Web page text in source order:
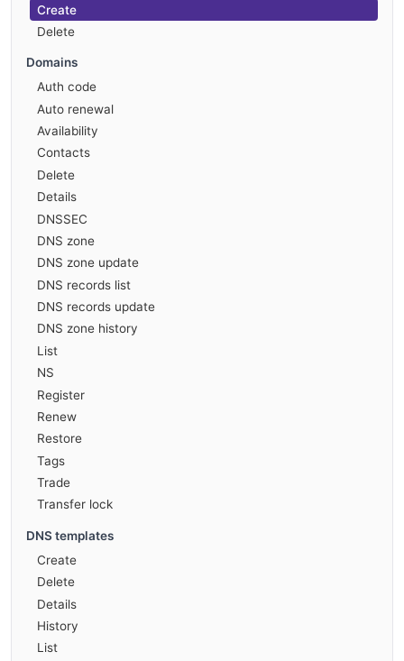
Create
Delete
Domains
Auth code
Auto renewal
Availability
Contacts
Delete
Details
DNSSEC
DNS zone
DNS zone update
DNS records list
DNS records update
DNS zone history
List
NS
Register
Renew
Restore
Tags
Trade
Transfer lock
DNS templates
Create
Delete
Details
History
List